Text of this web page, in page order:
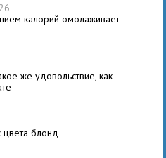
калорий омолаживает
же удовольствие, как
блонд